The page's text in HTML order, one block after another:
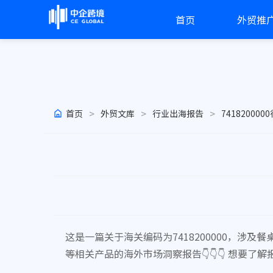
首页 外贸推
首页 > 外贸文库 > 行业出海报告 > 7418200000
这是一篇关于海关编码为7418200000，涉及
等相关产品的海外市场洞察报告👇👇👇 想要了